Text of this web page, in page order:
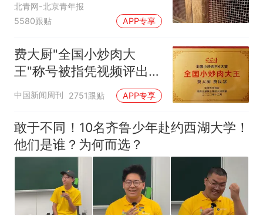
区：部分石窟受特别保
护，游客可按需买
北青网-北京青年报
5580跟贴
APP专享
费大厨"全国小炒肉大
王"称号被指凭视频评出
官方回应
中国新闻周刊 2751跟贴 APP专享
敢于不同！10名齐鲁少年赴约西湖大学！
他们是谁？为何而选？